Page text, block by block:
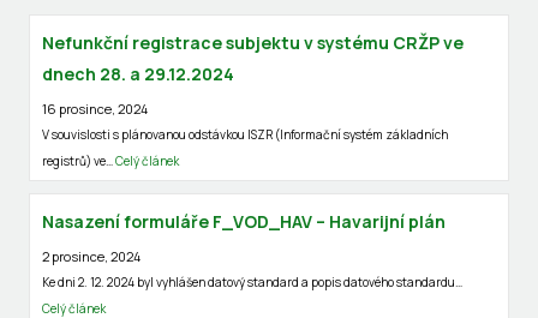
Nefunkční registrace subjektu v systému CRŽP ve
dnech 28. a 29.12.2024
16 prosince, 2024
V souvislosti s plánovanou odstávkou ISZR (Informační systém základních
registrů) ve…Celý článek
Nasazení formuláře F_VOD_HAV – Havarijní plán
2 prosince, 2024
Ke dni 2. 12. 2024 byl vyhlášen datový standard a popis datového standardu…
Celý článek